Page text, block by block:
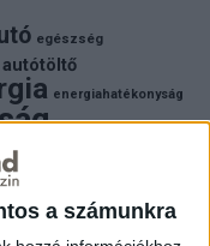
a számunkra
egészség
energiahatékonyság
fotovoltaikus
hírek
mezőgazdaság